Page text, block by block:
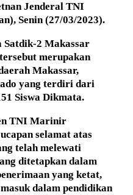
Jenderal TNI
Senin (27/03/2023).
2 Makassar
merupakan
Makassar,
yang terdiri dari
Siswa Dikmata.
TNI Marinir
selamat atas
telah melewati
ditetapkan dalam
yang ketat,
dalam pendidikan